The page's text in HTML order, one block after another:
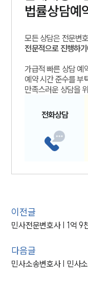
법률상담예
모든 상담은 전문변
전문적으로 진행하
가급적 빠른 상담 예
예약 시간 준수를 부
만족스러운 상담을
전화상담
이전글
민사전문변호사 | 1억 9
다음글